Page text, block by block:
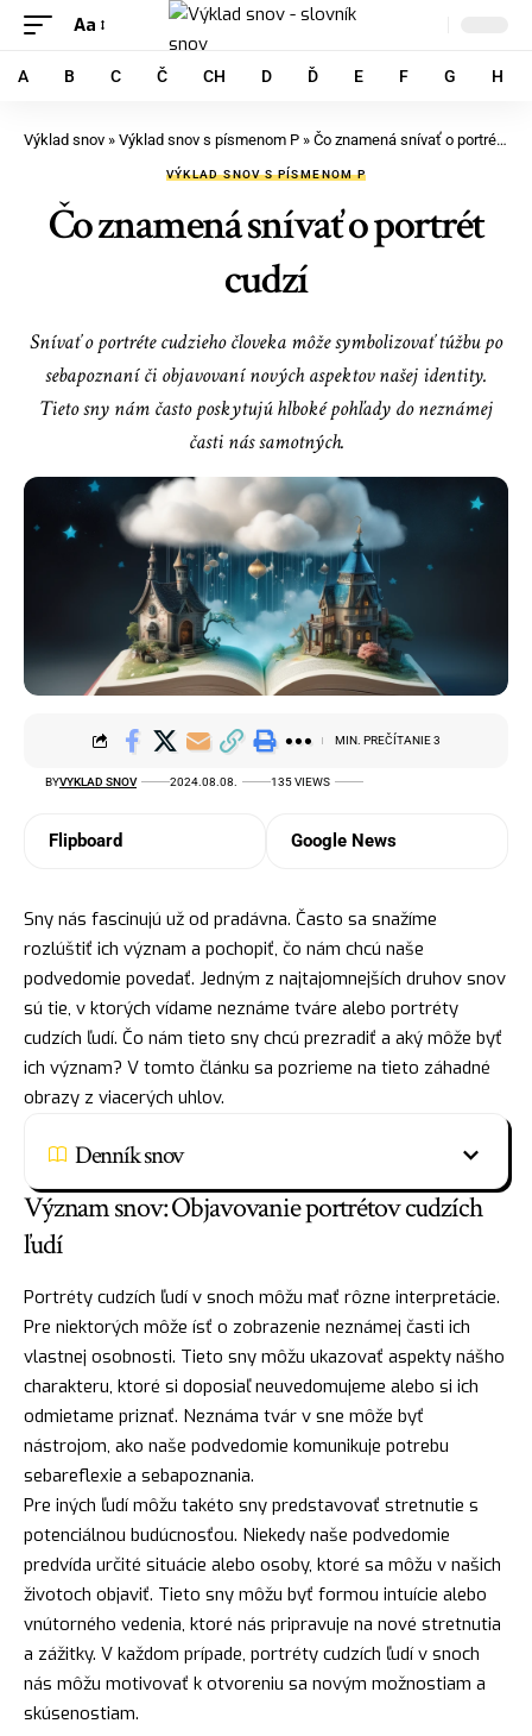
Aa
A B C Č CH D Ď E F G H
Výklad snov » Výklad snov s písmenom P » Čo znamená snívať o portrét cudzí
VÝKLAD SNOV S PÍSMENOM P
Čo znamená snívať o portrét
cudzí
Snívať o portréte cudzieho človeka môže symbolizovať túžbu po
sebapoznaní či objavovaní nových aspektov našej identity.
Tieto sny nám často poskytujú hlboké pohľady do neznámej
časti nás samotných.
BYVYKLAD SNOV 2024.08.08. 135 VIEWS
MIN. PREČÍTANIE 3
Flipboard Google News
Sny nás fascinujú už od pradávna. Často sa snažíme
rozlúštiť ich význam a pochopiť, čo nám chcú naše
podvedomie povedať. Jedným z najtajomnejších druhov snov
sú tie, v ktorých vídame neznáme tváre alebo portréty
cudzích ľudí. Čo nám tieto sny chcú prezradiť a aký môže byť
ich význam? V tomto článku sa pozrieme na tieto záhadné
obrazy z viacerých uhlov.
Denník snov
Význam snov: Objavovanie portrétov cudzích
ľudí
Portréty cudzích ľudí v snoch môžu mať rôzne interpretácie.
Pre niektorých môže ísť o zobrazenie neznámej časti ich
vlastnej osobnosti. Tieto sny môžu ukazovať aspekty nášho
charakteru, ktoré si doposiaľ neuvedomujeme alebo si ich
odmietame priznať. Neznáma tvár v sne môže byť
nástrojom, ako naše podvedomie komunikuje potrebu
sebareflexie a sebapoznania.
Pre iných ľudí môžu takéto sny predstavovať stretnutie s
potenciálnou budúcnosťou. Niekedy naše podvedomie
predvída určité situácie alebo osoby, ktoré sa môžu v našich
životoch objaviť. Tieto sny môžu byť formou intuície alebo
vnútorného vedenia, ktoré nás pripravuje na nové stretnutia
a zážitky. V každom prípade, portréty cudzích ľudí v snoch
nás môžu motivovať k otvoreniu sa novým možnostiam a
skúsenostiam.